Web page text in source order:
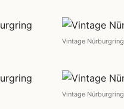
Vintage Nürburgring
Vintage Nürburgring